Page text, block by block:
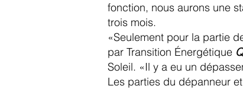
fonction, nous aurons une
trois mois.
«Seulement pour la partie
par Transition Énergétique
Soleil. «Il y a eu un
Les parties du dépanneur